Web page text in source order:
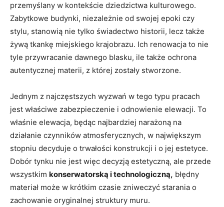
przemyślany w kontekście dziedzictwa kulturowego.
Zabytkowe budynki, niezależnie od swojej epoki czy
stylu, stanowią nie tylko świadectwo historii, lecz także
żywą tkankę miejskiego krajobrazu. Ich renowacja to nie
tyle przywracanie dawnego blasku, ile także ochrona
autentycznej materii, z której zostały stworzone.
Jednym z najczęstszych wyzwań w tego typu pracach
jest właściwe zabezpieczenie i odnowienie elewacji. To
właśnie elewacja, będąc najbardziej narażoną na
działanie czynników atmosferycznych, w największym
stopniu decyduje o trwałości konstrukcji i o jej estetyce.
Dobór tynku nie jest więc decyzją estetyczną, ale przede
wszystkim konserwatorską i technologiczną, błędny
materiał może w krótkim czasie zniweczyć starania o
zachowanie oryginalnej struktury muru.